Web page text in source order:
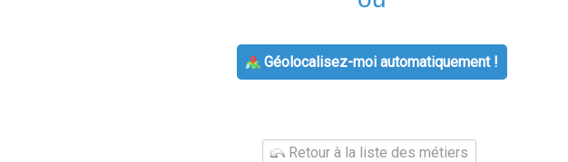
Géolocalisez-moi automatiquement !
Retour à la liste des métiers